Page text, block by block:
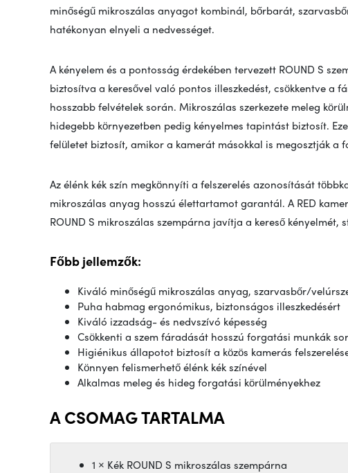
minőségű mikroszálas anyagot kombinál, bőrbarát,
hatékonyan elnyeli a nedvességet.
A kényelem és a pontosság érdekében tervezett ROUND S
biztosítva a keresővel való pontos illeszkedést, csökkentve a
hosszabb felvételek során. Mikroszálas szerkezete meleg
hidegebb környezetben pedig kényelmes tapintást biztosít.
felületet biztosít, amikor a kamerát másokkal is megosztják a
Az élénk kék szín megkönnyíti a felszerelés azonosítását
mikroszálas anyag hosszú élettartamot garantál. A RED
ROUND S mikroszálas szempárna javítja a kereső
Főbb jellemzők:
Kiváló minőségű mikroszálas anyag, szarvasbőr/
Puha habmag ergonómikus, biztonságos illeszkedésért
Kiváló izzadság- és nedvszívó képesség
Csökkenti a szem fáradását hosszú forgatási munkák
Higiénikus állapotot biztosít a közös kamerás
Könnyen felismerhető élénk kék színével
Alkalmas meleg és hideg forgatási körülményekhez
A CSOMAG TARTALMA
1 × Kék ROUND S mikroszálas szempárna